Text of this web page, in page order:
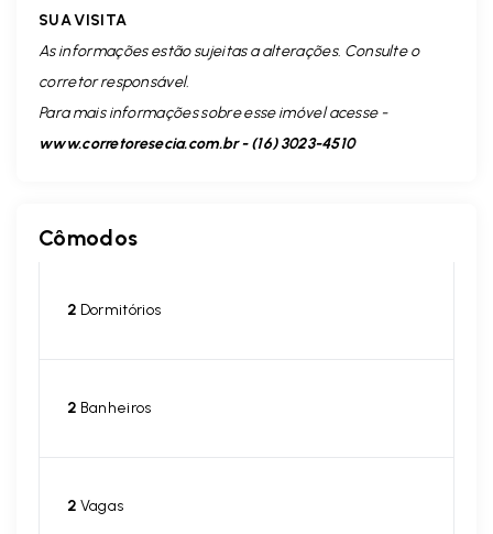
SUA VISITA
As informações estão sujeitas a alterações. Consulte o
corretor responsável.
Para mais informações sobre esse imóvel acesse -
www.corretoresecia.com.br - (16) 3023-4510
Cômodos
2 Dormitórios
2 Banheiros
2 Vagas